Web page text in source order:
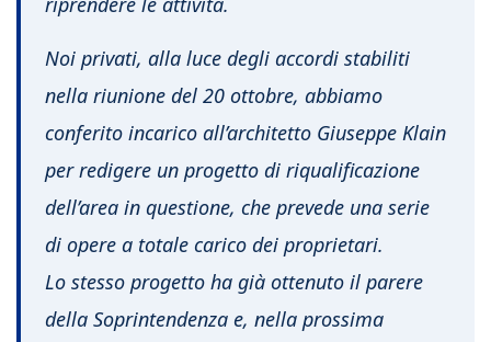
Noi privati, alla luce degli accordi stabiliti
nella riunione del 20 ottobre, abbiamo
conferito incarico all’architetto Giuseppe Klain
per redigere un progetto di riqualificazione
dell’area in questione, che prevede una serie
di opere a totale carico dei proprietari.
Lo stesso progetto ha già ottenuto il parere
della Soprintendenza e, nella prossima